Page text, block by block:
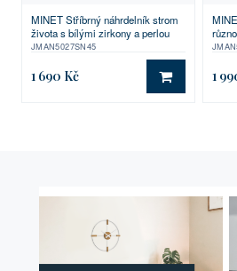
MINET Stříbrný náhrdelník strom
života s bílými zirkony a perlou
JMAN5027SN45
1 690 Kč DO 1